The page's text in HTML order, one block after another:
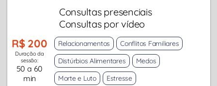
Consultas presenciais
Consultas por vídeo
R$ 200
Duração da
sessão:
50 a 60
min
Relacionamentos
Conflitos Familiares
Distúrbios Alimentares
Medos
Morte e Luto
Estresse